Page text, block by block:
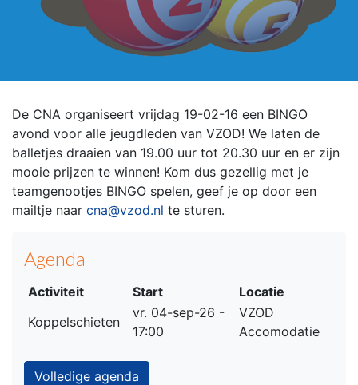
De CNA organiseert vrijdag 19-02-16 een BINGO
avond voor alle jeugdleden van VZOD! We laten de
balletjes draaien van 19.00 uur tot 20.30 uur en er zijn
mooie prijzen te winnen! Kom dus gezellig met je
teamgenootjes BINGO spelen, geef je op door een
mailtje naar cna@vzod.nl te sturen.
Agenda
Activiteit Start
Locatie
Koppelschieten
vr. 04-sep-26 -
17:00
VZOD
Accomodatie
Volledige agenda